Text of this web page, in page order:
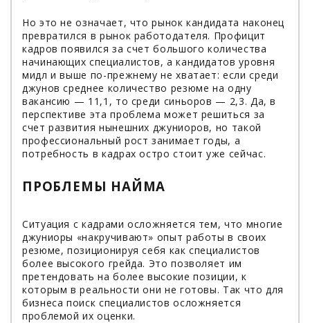
Но это не означает, что рынок кандидата наконец
превратился в рынок работодателя. Профицит
кадров появился за счет большого количества
начинающих специалистов, а кандидатов уровня
мидл и выше по-прежнему не хватает: если среди
джунов среднее количество резюме на одну
вакансию — 11,1, то среди синьоров — 2,3. Да, в
перспективе эта проблема может решиться за
счет развития нынешних джуниоров, но такой
профессиональный рост занимает годы, а
потребность в кадрах остро стоит уже сейчас.
ПРОБЛЕМЫ НАЙМА
Ситуация с кадрами осложняется тем, что многие
джуниоры «накручивают» опыт работы в своих
резюме, позиционируя себя как специалистов
более высокого грейда. Это позволяет им
претендовать на более высокие позиции, к
которым в реальности они не готовы. Так что для
бизнеса поиск специалистов осложняется
проблемой их оценки.